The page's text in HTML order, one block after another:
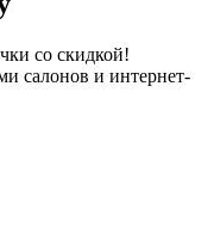
со скидкой!
салонов и интернет-